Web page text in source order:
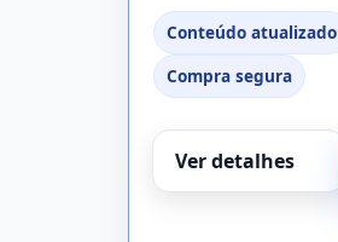
Conteúdo atualizado
Compra segura
Ver detalhes